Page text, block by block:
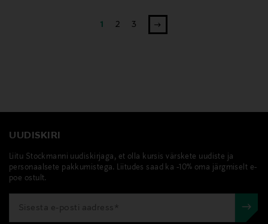
1 2 3
UUDISKIRI
Liitu Stockmanni uudiskirjaga, et olla kursis värskete uudiste ja
personaalsete pakkumistega. Liitudes saad ka -10% oma järgmiselt e-
poe ostult.